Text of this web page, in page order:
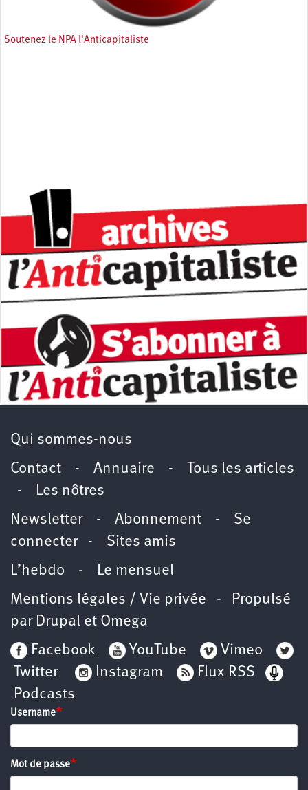
Soutenez le NPA l'Anticapitaliste
Qui sommes-nous
Contact - Annuaire -
Tous les articles
- Les nôtres
Newsletter- Abonnement - Se
connecter- Sites amis
L’hebdo - Le mensuel
Mentions légales / Vie privée - Propulsé
par Drupal et Omega
Facebook
YouTube
Vimeo
Twitter
Instagram
Flux RSS
Podcasts
Username
Mot de passe